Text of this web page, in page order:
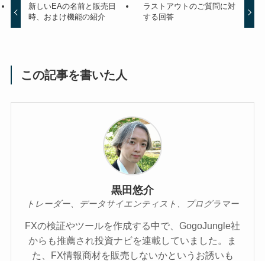
新しいEAの名前と販売日
時、おまけ機能の紹介
ラストアウトのご質問に対
する回答
この記事を書いた人
黒田悠介
トレーダー、データサイエンティスト、プログラマー
FXの検証やツールを作成する中で、GogoJungle社
からも推薦され投資ナビを連載していました。ま
た、FX情報商材を販売しないかというお誘いも